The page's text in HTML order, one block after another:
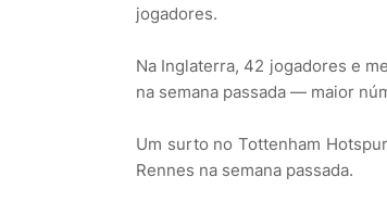
jogadores.
Na Inglaterra, 42 jogadores e
na semana passada — maior
Um surto no Tottenham
Rennes na semana passada.